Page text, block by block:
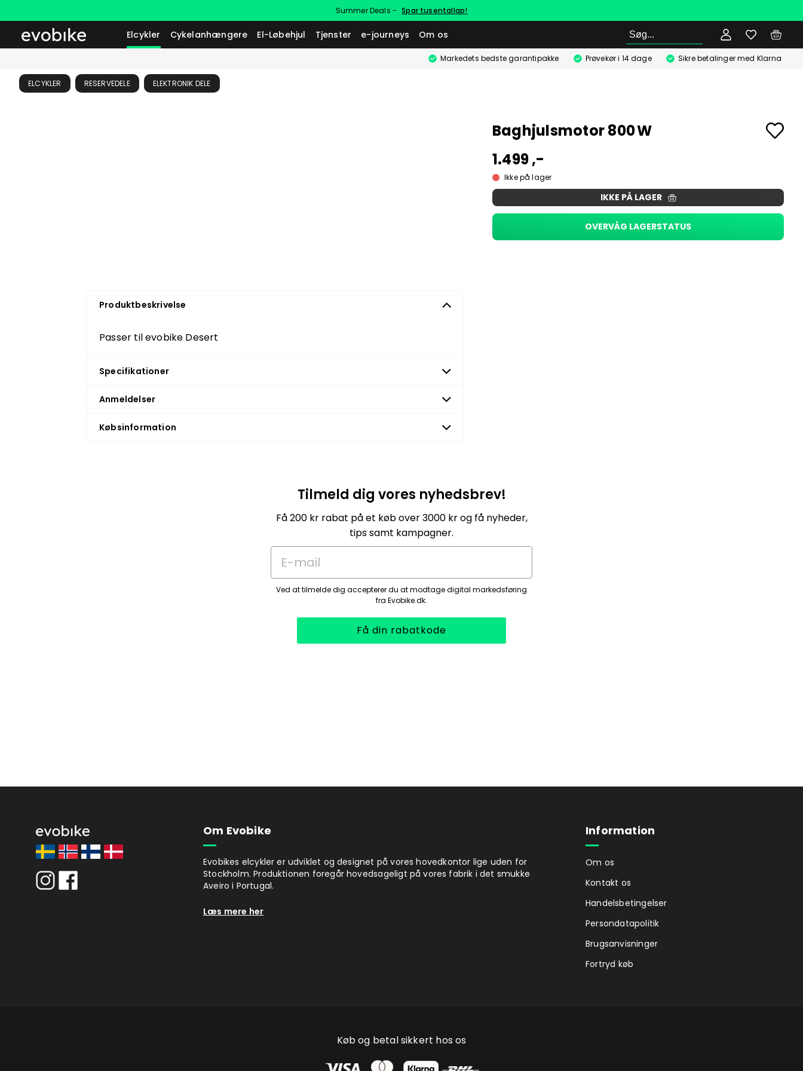
Summer Deals - Spar tusentallap!
Elcykler Cykelanhængere El-Løbehjul Tjenster e-journeys Om os Søg
Markedets bedste garantipakke Prøvekør i 14 dage Sikre betalinger med Klarna
ELCYKLER RESERVEDELE ELEKTRONIK DELE
Baghjulsmotor 800 W
1.499 ,-
Ikke på lager
IKKE PÅ LAGER
OVERVÅG LAGERSTATUS
Produktbeskrivelse
Passer til evobike Desert
Specifikationer
Anmeldelser
Købsinformation
Tilmeld dig vores nyhedsbrev!
Få 200 kr rabat på et køb over 3000 kr og få nyheder,
tips samt kampagner.
E-mail
Ved at tilmelde dig accepterer du at modtage digital markedsføring
fra Evobike.dk.
Få din rabatkode
Om Evobike
Evobikes elcykler er udviklet og designet på vores hovedkontor lige uden for
Stockholm. Produktionen foregår hovedsageligt på vores fabrik i det smukke
Aveiro i Portugal.
Læs mere her
Information
Om os
Kontakt os
Handelsbetingelser
Persondatapolitik
Brugsanvisninger
Fortryd køb
Køb og betal sikkert hos os